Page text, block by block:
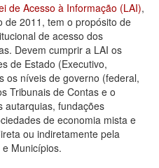
de Acesso à Informação (LAI),
de 2011, tem o propósito de
de acesso dos
Devem cumprir a LAI os
de Estado (Executivo,
os níveis de governo (federal,
Tribunais de Contas e o
autarquias, fundações
de economia mista e
ou indiretamente pela
Municípios.